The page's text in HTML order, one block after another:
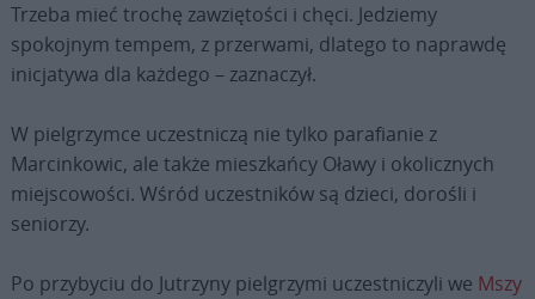
Trzeba mieć trochę zawziętości i chęci. Jedziemy
spokojnym tempem, z przerwami, dlatego to naprawdę
inicjatywa dla każdego – zaznaczył.
W pielgrzymce uczestniczą nie tylko parafianie z
Marcinkowic, ale także mieszkańcy Oławy i okolicznych
miejscowości. Wśród uczestników są dzieci, dorośli i
seniorzy.
Po przybyciu do Jutrzyny pielgrzymi uczestniczyli we Mszy